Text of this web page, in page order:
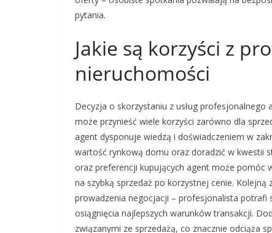
pytania.
Jakie są korzyści z
nieruchomości
Decyzja o skorzystaniu z usług
może przynieść wiele korzyści zarówno dla
agent dysponuje wiedzą i doświadczeniem w
wartość rynkową domu oraz doradzić w kwestii
oraz preferencji kupujących agent może pomóc
na szybką sprzedaż po korzystnej cenie.
prowadzenia negocjacji – profesjonalista potrafi
osiągnięcia najlepszych warunków transakcji.
związanymi ze sprzedażą, co znacznie odciąża